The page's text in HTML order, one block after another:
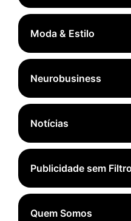
Moda & Estilo
Neurobusiness
Notícias
Publicidade sem Filtro
Quem Somos